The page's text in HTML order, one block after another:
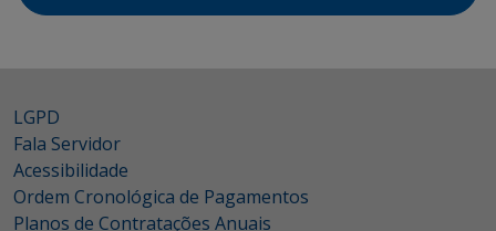
LGPD
Fala Servidor
Acessibilidade
Ordem Cronológica de Pagamentos
Planos de Contratações Anuais